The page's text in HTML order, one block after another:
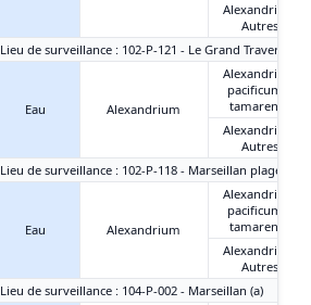
Alexandrium
Autres
Lieu de surveillance : 102-P-121 - Le Grand Travers
Eau Alexandrium
Alexandrium
pacificum +
tamarense
Alexandrium
Autres
Lieu de surveillance : 102-P-118 - Marseillan plage-est
Eau Alexandrium
Alexandrium
pacificum +
tamarense
Alexandrium
Autres
Lieu de surveillance : 104-P-002 - Marseillan (a)